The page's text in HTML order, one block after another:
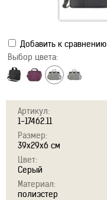
Добавить к сравнению
Выбор цвета:
Артикул:
1-17462.11
Размер:
39х29х6 см
Цвет:
Серый
Материал:
полиэстер